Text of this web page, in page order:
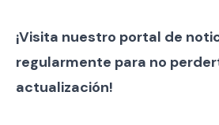
¡Visita nuestro portal de
regularmente para no
actualización!